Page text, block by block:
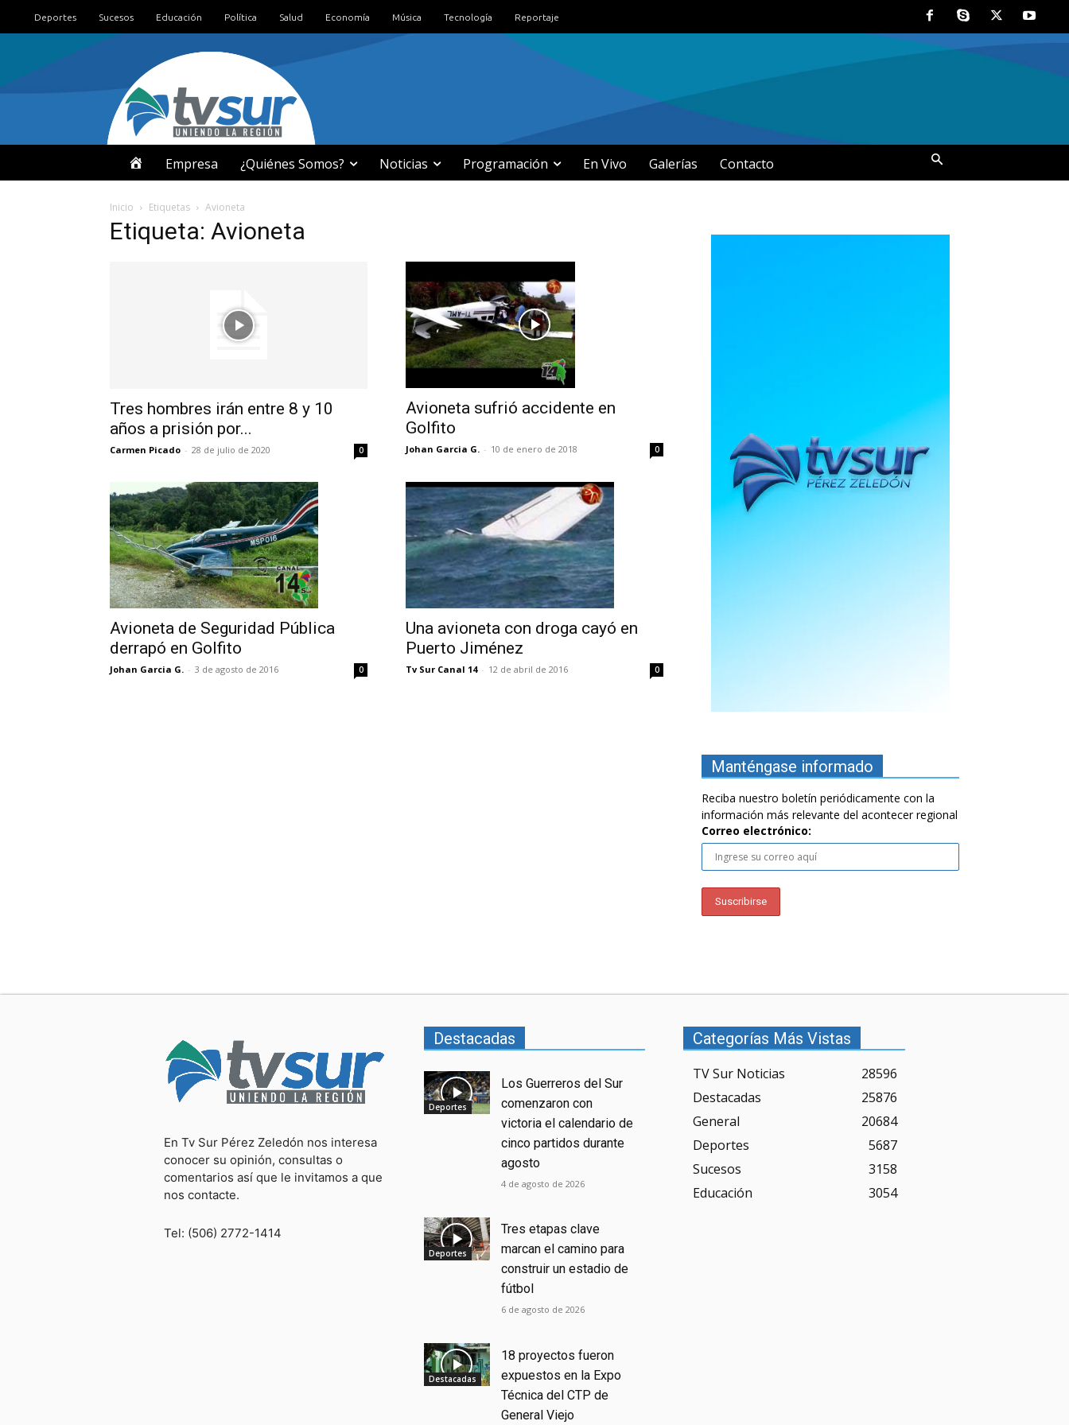
Deportes Sucesos Educación Política Salud Economía Música Tecnología Reportaje
N
I
Empresa ¿Quiénes Somos? Noticias Programación En Vivo Galerías Contacto
Inicio Etiquetas Avioneta
Etiqueta: Avioneta
Tres hombres irán entre 8 y 10
años a prisión por...
Carmen Picado - 28 de julio de 2020 0
Avioneta sufrió accidente en
Golfito
Johan Garcia G. - 10 de enero de 2018 0
Avioneta de Seguridad Pública
derrapó en Golfito
Johan Garcia G. - 3 de agosto de 2016 0
Una avioneta con droga cayó en
Puerto Jiménez
Tv Sur Canal 14 - 12 de abril de 2016 0
Manténgase informado
Reciba nuestro boletín periódicamente con la
información más relevante del acontecer regional
Correo electrónico:
En Tv Sur Pérez Zeledón nos interesa
conocer su opinión, consultas o
comentarios así que le invitamos a que
nos contacte.
Tel: (506) 2772-1414
Destacadas
Deportes
Los Guerreros del Sur
comenzaron con
victoria el calendario de
cinco partidos durante
agosto
4 de agosto de 2026
Deportes
Tres etapas clave
marcan el camino para
construir un estadio de
fútbol
6 de agosto de 2026
Destacadas
18 proyectos fueron
expuestos en la Expo
Técnica del CTP de
General Viejo
Categorías Más Vistas
TV Sur Noticias
28596
Destacadas
25876
General
20684
Deportes
5687
Sucesos
3158
Educación
3054